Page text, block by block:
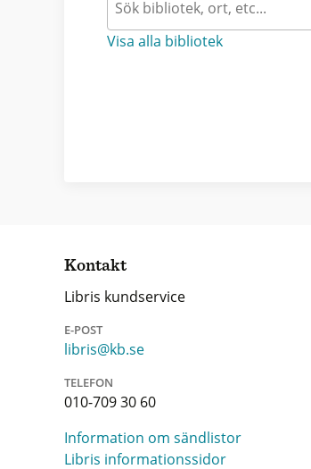
Visa alla bibliotek
Kontakt
Libris kundservice
E-POST
libris@kb.se
TELEFON
010-709 30 60
Information om sändlistor
Libris informationssidor